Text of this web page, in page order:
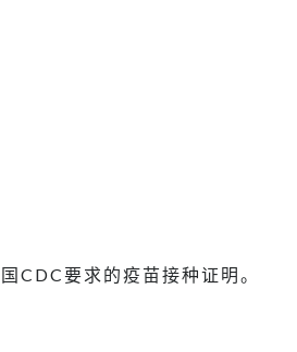
CDC要求的疫苗接种证明。